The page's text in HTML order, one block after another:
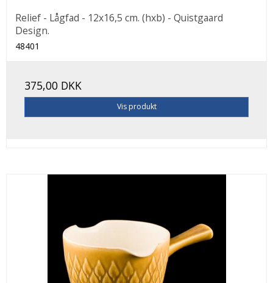
Relief - Lågfad - 12x16,5 cm. (hxb) - Quistgaard
Design.
48401
375,00 DKK
Vis produkt